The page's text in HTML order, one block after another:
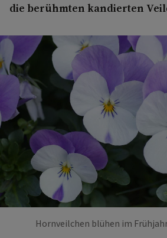
die berühmten kandierten
Hornveilchen blühen im